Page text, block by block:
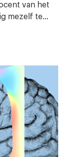
van het
mezelf te...